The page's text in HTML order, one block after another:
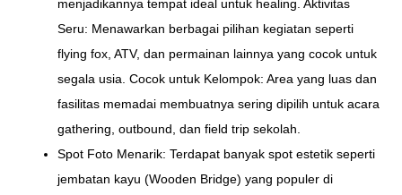
menjadikannya tempat ideal untuk healing. Aktivitas
Seru: Menawarkan berbagai pilihan kegiatan seperti
flying fox, ATV, dan permainan lainnya yang cocok untuk
segala usia. Cocok untuk Kelompok: Area yang luas dan
fasilitas memadai membuatnya sering dipilih untuk acara
gathering, outbound, dan field trip sekolah.
Spot Foto Menarik: Terdapat banyak spot estetik seperti
jembatan kayu (Wooden Bridge) yang populer di